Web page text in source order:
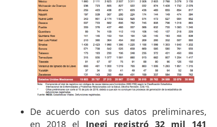
De acuerdo con sus datos preliminares,
en 2018 el Inegi registró 32 mil 141